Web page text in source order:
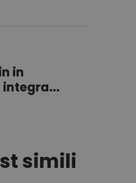
in
integra...
simili